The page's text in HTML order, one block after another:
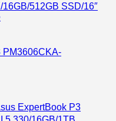
512GB SSD/16″
ExpertBook P3